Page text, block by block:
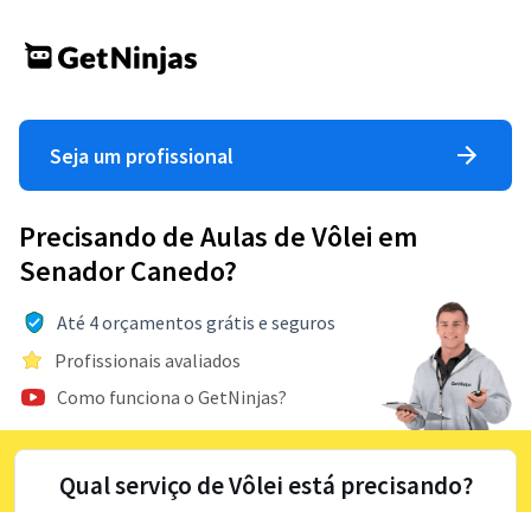
Seja um profissional
Precisando de Aulas de Vôlei em
Senador Canedo?
Até 4 orçamentos grátis e seguros
Profissionais avaliados
Como funciona o GetNinjas?
Qual serviço de Vôlei está precisando?